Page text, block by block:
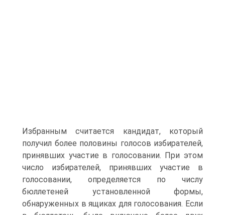
Избранным считается кандидат, который
получил более половины голосов избирателей,
принявших участие в голосовании. При этом
число избирателей, принявших участие в
голосовании, определяется по числу
бюллетеней установленной формы,
обнаруженных в ящиках для голосования. Если